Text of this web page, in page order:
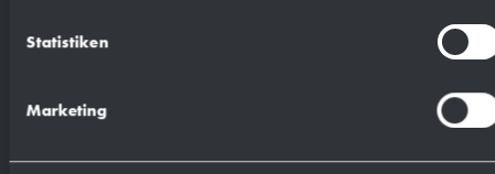
Statistiken
Marketing
Proposition de texte pour les spécifications :
Combiné comprenant distributeur de serviettes
papier en rouleau à capteur (à piles) et